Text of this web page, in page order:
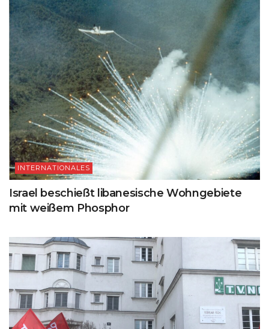
INTERNATIONALES
Israel beschießt libanesische Wohngebiete
mit weißem Phosphor